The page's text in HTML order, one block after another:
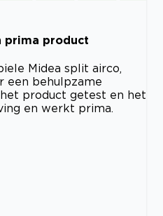
prima product
Midea split airco,
een behulpzame
product getest en het
en werkt prima.